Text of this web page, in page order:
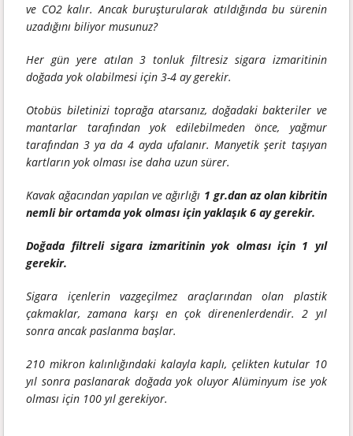
ve CO2 kalır. Ancak buruşturularak atıldığında bu sürenin
uzadığını biliyor musunuz?
Her gün yere atılan 3 tonluk filtresiz sigara izmaritinin
doğada yok olabilmesi için 3-4 ay gerekir.
Otobüs biletinizi toprağa atarsanız, doğadaki bakteriler ve
mantarlar tarafından yok edilebilmeden önce, yağmur
tarafından 3 ya da 4 ayda ufalanır. Manyetik şerit taşıyan
kartların yok olması ise daha uzun sürer.
Kavak ağacından yapılan ve ağırlığı 1 gr.dan az olan kibritin
nemli bir ortamda yok olması için yaklaşık 6 ay gerekir.
Doğada filtreli sigara izmaritinin yok olması için 1 yıl
gerekir.
Sigara içenlerin vazgeçilmez araçlarından olan plastik
çakmaklar, zamana karşı en çok direnenlerdendir. 2 yıl
sonra ancak paslanma başlar.
210 mikron kalınlığındaki kalayla kaplı, çelikten kutular 10
yıl sonra paslanarak doğada yok oluyor Alüminyum ise yok
olması için 100 yıl gerekiyor.